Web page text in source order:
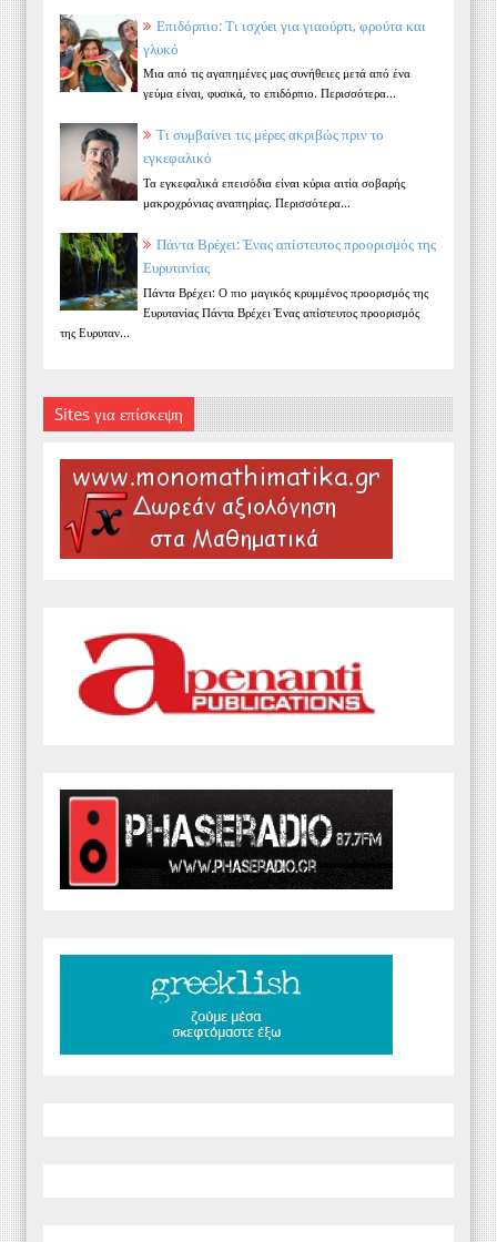
Επιδόρπιο: Τι ισχύει για γιαούρτι, φρούτα και
γλυκό
Μια από τις αγαπημένες μας συνήθειες μετά από ένα
γεύμα είναι, φυσικά, το επιδόρπιο. Περισσότερα...
Τι συμβαίνει τις μέρες ακριβώς πριν το
εγκεφαλικό
Τα εγκεφαλικά επεισόδια είναι κύρια αιτία σοβαρής
μακροχρόνιας αναπηρίας. Περισσότερα...
Πάντα Βρέχει: Ένας απίστευτος προορισμός της
Ευρυτανίας
Πάντα Βρέχει: Ο πιο μαγικός κρυμμένος προορισμός της
Ευρυτανίας Πάντα Βρέχει Ένας απίστευτος προορισμός
της Ευρυταν...
Sites για επίσκεψη